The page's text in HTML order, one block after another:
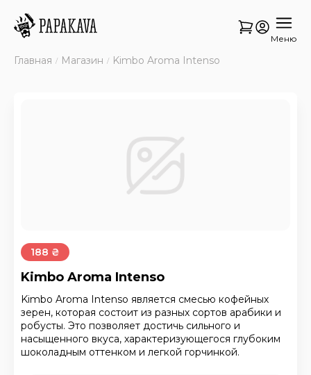
Меню
Главная Магазин Kimbo Aroma Intenso
188 ₴
Kimbo Aroma Intenso
Kimbo Aroma Intenso является смесью кофейных
зерен, которая состоит из разных сортов арабики и
робусты. Это позволяет достичь сильного и
насыщенного вкуса, характеризующегося глубоким
шоколадным оттенком и легкой горчинкой.